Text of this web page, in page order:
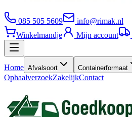
085 505 5609
info@rimak.nl
Winkelmandje
Mijn account
Home Afvalsoort Containerformaat
OphaalverzoekZakelijkContact